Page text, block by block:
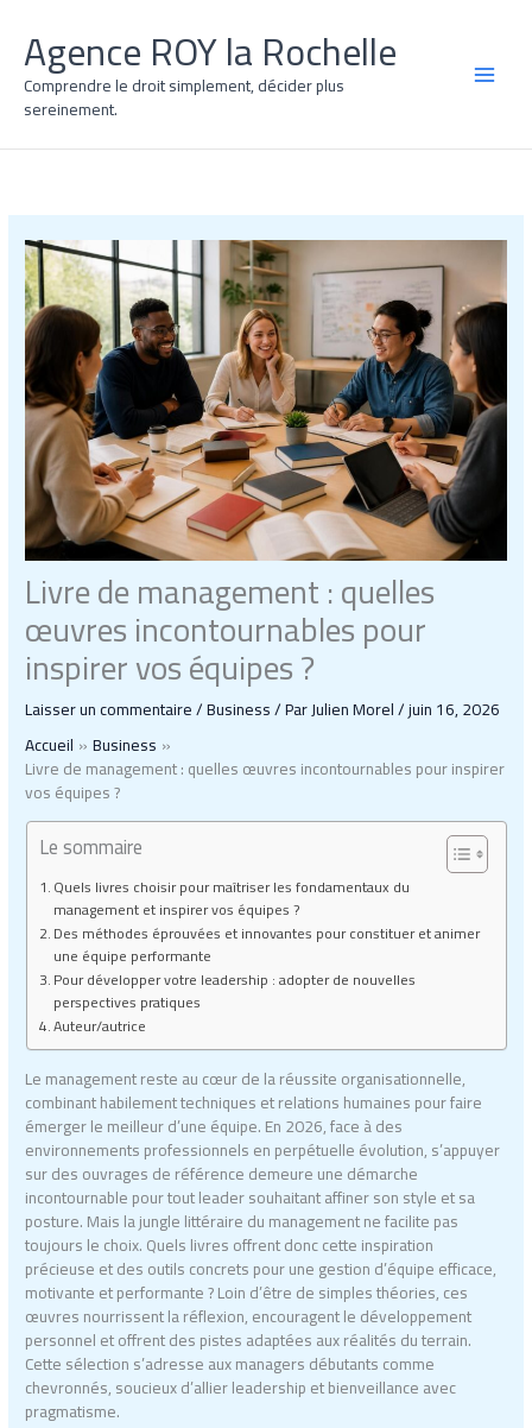
contenu
Agence ROY la Rochelle
Comprendre le droit simplement, décider plus
sereinement.
Livre de management : quelles
œuvres incontournables pour
inspirer vos équipes ?
Laisser un commentaire/Business/ ParJulien Morel/juin 16, 2026
Accueil
Business
Livre de management : quelles œuvres incontournables pour inspirer
vos équipes ?
Le sommaire
Quels livres choisir pour maîtriser les fondamentaux du
management et inspirer vos équipes ?
Des méthodes éprouvées et innovantes pour constituer et animer
une équipe performante
Pour développer votre leadership : adopter de nouvelles
perspectives pratiques
Auteur/autrice
Le management reste au cœur de la réussite organisationnelle,
combinant habilement techniques et relations humaines pour faire
émerger le meilleur d’une équipe. En 2026, face à des
environnements professionnels en perpétuelle évolution, s’appuyer
sur des ouvrages de référence demeure une démarche
incontournable pour tout leader souhaitant affiner son style et sa
posture. Mais la jungle littéraire du management ne facilite pas
toujours le choix. Quels livres offrent donc cette inspiration
précieuse et des outils concrets pour une gestion d’équipe efficace,
motivante et performante ? Loin d’être de simples théories, ces
œuvres nourrissent la réflexion, encouragent le développement
personnel et offrent des pistes adaptées aux réalités du terrain.
Cette sélection s’adresse aux managers débutants comme
chevronnés, soucieux d’allier leadership et bienveillance avec
pragmatisme.